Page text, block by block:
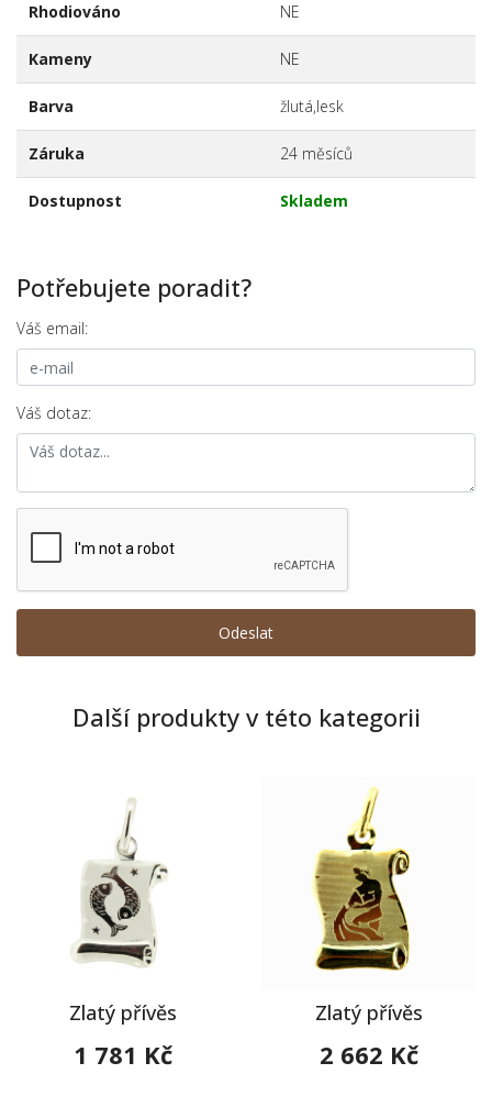
Rhodiováno NE
Kameny NE
Barva žlutá,lesk
Záruka 24 měsíců
Dostupnost Skladem
Potřebujete poradit?
Váš email:
Váš dotaz:
Další produkty v této kategorii
Zlatý přívěs
1 781 Kč
Zlatý přívěs
2 662 Kč